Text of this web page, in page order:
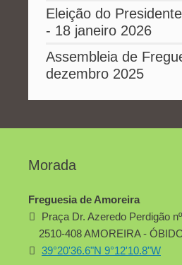
Eleição do
- 18 janeiro 2026
Assembleia de
dezembro 2025
Morada
Freguesia de Amoreira
Praça Dr. Azeredo Perdigão
2510-408 AMOREIRA -
39°20'36.6"N 9°12'10.8"W